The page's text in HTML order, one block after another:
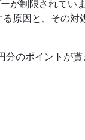
が制限されてい
原因と、その対
のポイントが